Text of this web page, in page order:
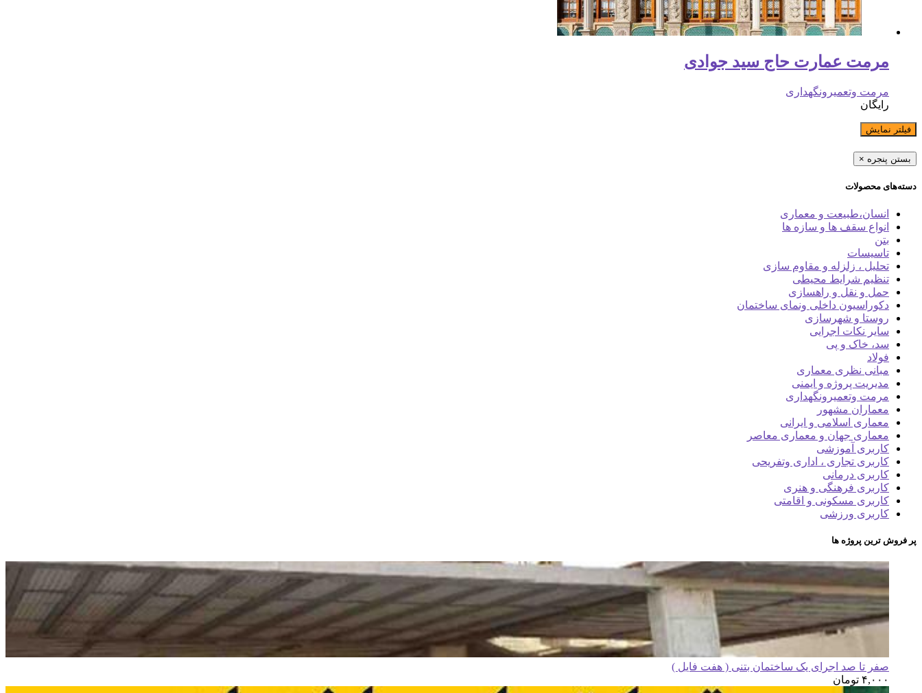
مرمت عمارت حاج سید جوادی
مرمت وتعمیرونگهداری
رایگان
فیلتر نمایش
بستن پنجره ×
دسته‌های محصولات
انسان،طبیعت و معماری
انواع سقف ها و سازه ها
بتن
تاسیسات
تحلیل ، زلزله و مقاوم سازی
تنظیم شرایط محیطی
حمل و نقل و راهسازی
دکوراسیون داخلی ونمای ساختمان
روستا و شهرسازی
سایر نکات اجرایی
سد، خاک و پی
فولاد
مبانی نظری معماری
مدیریت پروژه و ایمنی
مرمت وتعمیرونگهداری
معماران مشهور
معماری اسلامی و ایرانی
معماری جهان و معماری معاصر
کاربری آموزشی
کاربری تجاری ، اداری وتفریحی
کاربری درمانی
کاربری فرهنگی و هنری
کاربری مسکونی و اقامتی
کاربری ورزشی
پر فروش ترین پروژه ها
صفر تا صد اجرای یک ساختمان بتنی ( هفت فایل )
۴,۰۰۰ تومان